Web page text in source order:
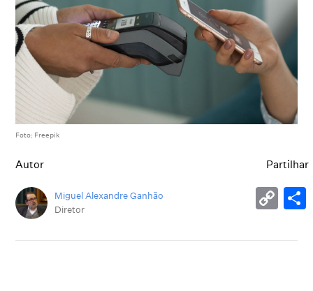
Foto: Freepik
Autor
Miguel Alexandre Ganhão
Diretor
Partilhar